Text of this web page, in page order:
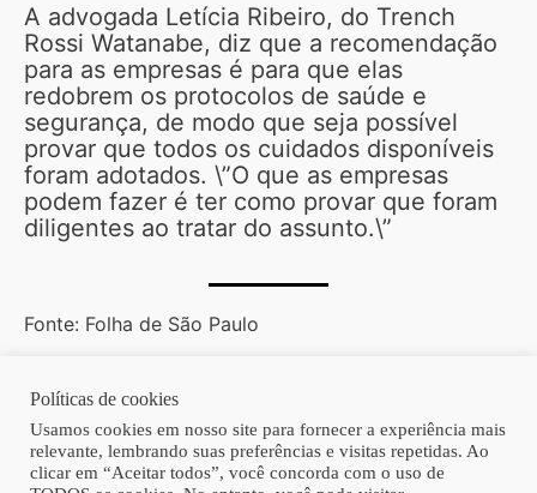
A advogada Letícia Ribeiro, do Trench
Rossi Watanabe, diz que a recomendação
para as empresas é para que elas
redobrem os protocolos de saúde e
segurança, de modo que seja possível
provar que todos os cuidados disponíveis
foram adotados. \”O que as empresas
podem fazer é ter como provar que foram
diligentes ao tratar do assunto.\”
Fonte: Folha de São Paulo
Copyright © 2026 | Homero Costa Advogados
Políticas de cookies
Usamos cookies em nosso site para fornecer a experiência mais
relevante, lembrando suas preferências e visitas repetidas. Ao
clicar em “Aceitar todos”, você concorda com o uso de